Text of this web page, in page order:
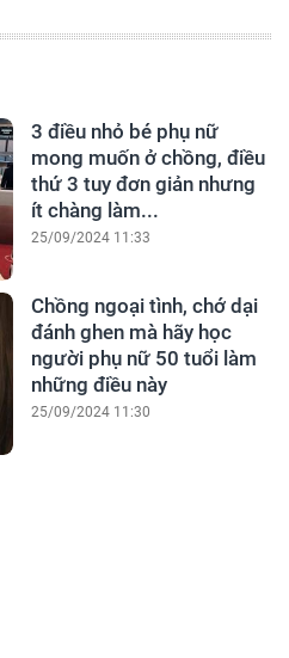
3 điều nhỏ bé phụ nữ
mong muốn ở chồng, điều
thứ 3 tuy đơn giản nhưng
ít chàng làm...
25/09/2024 11:33
Chồng ngoại tình, chớ dại
đánh ghen mà hãy học
người phụ nữ 50 tuổi làm
những điều này
25/09/2024 11:30